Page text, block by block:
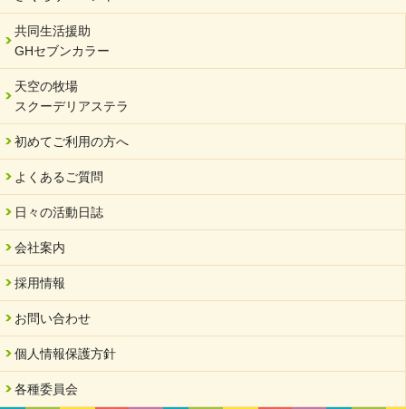
2023/12/29
年末年始のお知らせ
2023/12/18
北方支店・保護者交流会「収穫祭」
2023/11/08
オンラインショップを開設しました
2023/10/20
「可児の企業魅力発見フェア」に出展しました
2023/10/17
馬糞堆肥「馬の力」販売開始
2023/08/18
クラウドファンディングのご案内
yahooショッピングサイト本日開店
2023/02/16
令和さくら高等学院VSサーバント職員 サッカー試合日程変更
共同生活援助
GHセブンカラー
天空の牧場
スクーデリアステラ
初めてご利用の方へ
よくあるご質問
日々の活動日誌
会社案内
採用情報
お問い合わせ
個人情報保護方針
各種委員会